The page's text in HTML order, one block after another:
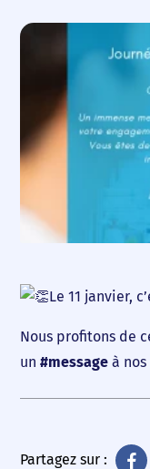
Accueil
Nous choisir
Nos actualités
Nos offres
Contact
Le 11 janvier,
Nous profitons de
un#message à
Partagez sur :